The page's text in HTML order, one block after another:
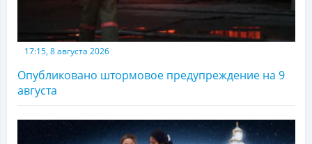
17:15, 8 августа 2026
Опубликовано штормовое предупреждение на 9
августа